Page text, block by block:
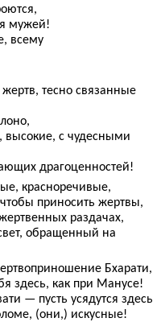
мужей!
всему
тесно связанные
с чудесными
драгоценностей!
красноречивые,
приносить жертвы,
раздачах,
обращенный на
Бхарати,
здесь, как при Манусе!
— пусть усядутся здесь
(они,) искусные!